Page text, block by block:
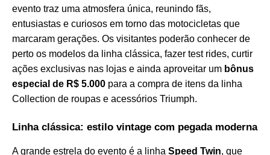
evento traz uma atmosfera única, reunindo fãs,
entusiastas e curiosos em torno das motocicletas que
marcaram gerações. Os visitantes poderão conhecer de
perto os modelos da linha clássica, fazer test rides, curtir
ações exclusivas nas lojas e ainda aproveitar um bônus
especial de R$ 5.000 para a compra de itens da linha
Collection de roupas e acessórios Triumph.
Linha clássica: estilo vintage com pegada moderna
A grande estrela do evento é a linha Speed Twin, que